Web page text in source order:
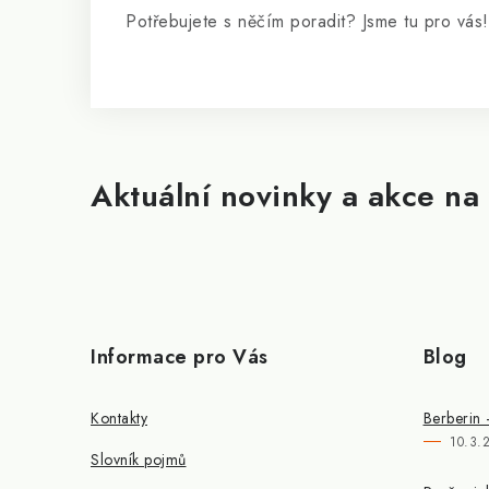
Aktuální novinky a akce na
Potřebujete s něčím poradit? Jsme tu pro vás!
Informace pro Vás
Kontakty
Slovník pojmů
Blog
Berberin